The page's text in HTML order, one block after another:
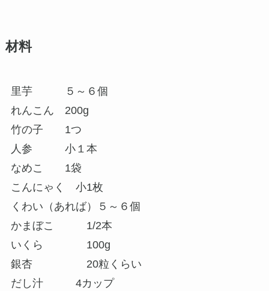
材料
里芋 ５～６個
れんこん 200g
竹の子 1つ
人参 小１本
なめこ 1袋
こんにゃく 小1枚
くわい（あれば）５～６個
かまぼこ 1/2本
いくら 100g
銀杏 20粒くらい
だし汁 4カップ